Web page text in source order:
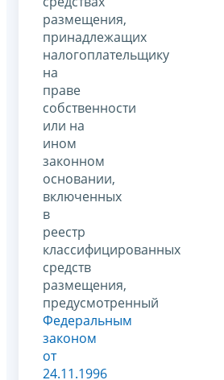
размещения,
принадлежащих
налогоплательщику
на
праве
собственности
или на
ином
законном
основании,
включенных
в
реестр
классифицированных
средств
размещения,
предусмотренный
Федеральным
законом
от
24.11.1996